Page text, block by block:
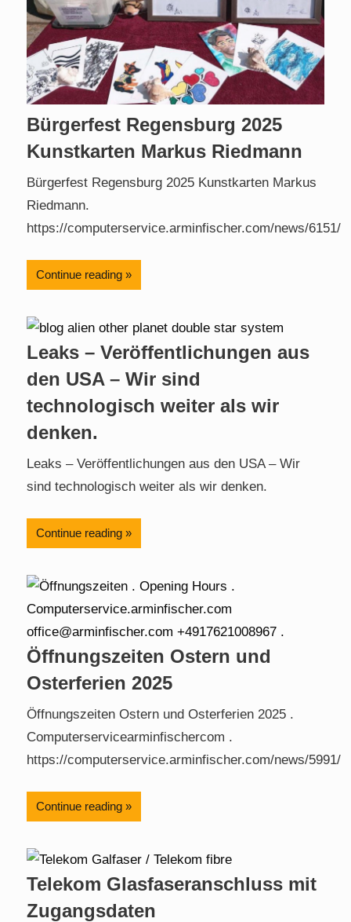
Bürgerfest Regensburg 2025
Kunstkarten Markus Riedmann
Bürgerfest Regensburg 2025 Kunstkarten Markus
Riedmann.
https://computerservice.arminfischer.com/news/6151/
Continue reading
Leaks – Veröffentlichungen aus
den USA – Wir sind
technologisch weiter als wir
denken.
Leaks – Veröffentlichungen aus den USA – Wir
sind technologisch weiter als wir denken.
Continue reading
Öffnungszeiten Ostern und
Osterferien 2025
Öffnungszeiten Ostern und Osterferien 2025 .
Computerservicearminfischercom .
https://computerservice.arminfischer.com/news/5991/
Continue reading
Telekom Glasfaseranschluss mit
Zugangsdaten